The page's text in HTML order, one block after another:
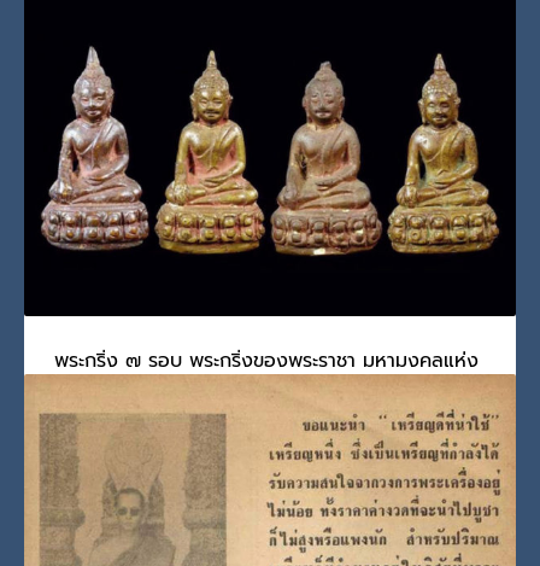
วันจันทร์, 27 มิถุนายน 2022
“พระกริ่งพระพุทธชินสีห์ หรือ พระกริ่ง 7 รอบ หนึ่งในพระก
PUBLISHED IN ทรงสร้างและทรงเสด็จฯ เททอง,พระกริ่ง
พระมหากษัตริย์และ
พระบรมวงศานุวงศ์
รัชกาลที่ 9
TAGGED UNDER: พระกริ่ง,พระกริ่ง ๗ รอบ,พระกริ่งพระพุทธชินสีห์
พระกริ่ง ๗ รอบ พระกริ่งของพระราชา มหามงคลแห่ง
วันจันทร์, 27 มิถุนายน 2022 BY SCADMIN
พระกริ่งของพระราชา มหามงคลแห่งแผ่นดิน (๑) พระกริ่ง ๗ รอ
PUBLISHED IN ทรงสร้างและทรงเสด็จฯ เททอง,พระกริ่ง พระพุทธชินสีห์